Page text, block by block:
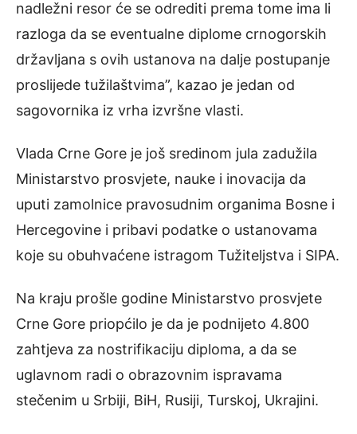
nadležni resor će se odrediti prema tome ima li
razloga da se eventualne diplome crnogorskih
državljana s ovih ustanova na dalje postupanje
proslijede tužilaštvima”, kazao je jedan od
sagovornika iz vrha izvršne vlasti.
Vlada Crne Gore je još sredinom jula zadužila
Ministarstvo prosvjete, nauke i inovacija da
uputi zamolnice pravosudnim organima Bosne i
Hercegovine i pribavi podatke o ustanovama
koje su obuhvaćene istragom Tužiteljstva i SIPA.
Na kraju prošle godine Ministarstvo prosvjete
Crne Gore priopćilo je da je podnijeto 4.800
zahtjeva za nostrifikaciju diploma, a da se
uglavnom radi o obrazovnim ispravama
stečenim u Srbiji, BiH, Rusiji, Turskoj, Ukrajini.